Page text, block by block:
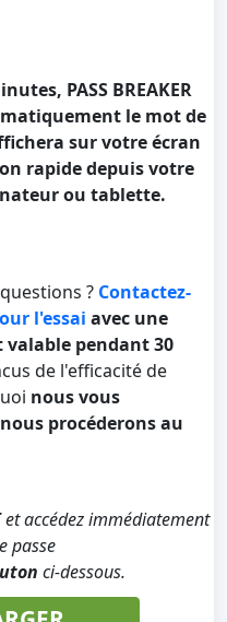
PASS BREAKER
le mot de
sur votre écran
rapide depuis votre
ou tablette.
? Contactez-
l'essai avec une
pendant 30
de l'efficacité de
nous vous
procéderons au
et accédez immédiatement
passe
ci-dessous.